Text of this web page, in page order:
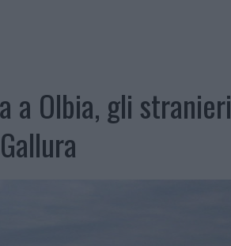
a Olbia, gli stranieri